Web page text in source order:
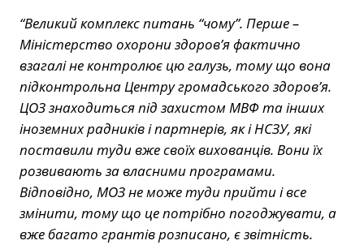
“Великий комплекс питань “чому”. Перше –
Міністерство охорони здоров’я фактично
взагалі не контролює цю галузь, тому що вона
підконтрольна Центру громадського здоров’я.
ЦОЗ знаходиться під захистом МВФ та інших
іноземних радників і партнерів, як і НСЗУ, які
поставили туди вже своїх вихованців. Вони їх
розвивають за власними програмами.
Відповідно, МОЗ не може туди прийти і все
змінити, тому що це потрібно погоджувати, а
вже багато грантів розписано, є звітність.